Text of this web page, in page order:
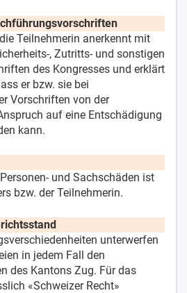
Teilnehmerin anerkennt mit
, Zutritts- und sonstigen
des Kongresses und erklärt
er bzw. sie bei
Vorschriften von der
auf eine Entschädigung
kann.
und Sachschäden ist
bzw. der Teilnehmerin.
unterwerfen
in jedem Fall den
des Kantons Zug. Für das
«Schweizer Recht»